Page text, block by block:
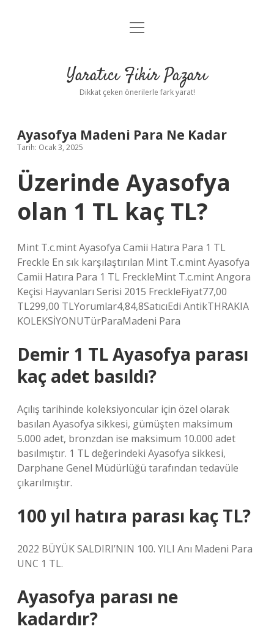
Anasayfa
Yasal Uyarı
menüyü
Yaratıcı Fikir Pazarı
Dikkat çeken önerilerle fark yarat!
Ayasofya Madeni Para Ne Kadar
Tarih: Ocak 3, 2025
Üzerinde Ayasofya
olan 1 TL kaç TL?
Mint T.c.mint Ayasofya Camii Hatıra Para 1 TL
Freckle En sık karşılaştırılan Mint T.c.mint Ayasofya
Camii Hatıra Para 1 TL FreckleMint T.c.mint Angora
Keçisi Hayvanları Serisi 2015 FreckleFiyat77,00
TL299,00 TLYorumlar4,84,8SatıcıEdi AntikTHRAKIA
KOLEKSİYONUTürParaMadeni Para
Demir 1 TL Ayasofya parası
kaç adet basıldı?
Açılış tarihinde koleksiyoncular için özel olarak
basılan Ayasofya sikkesi, gümüşten maksimum
5.000 adet, bronzdan ise maksimum 10.000 adet
basılmıştır. 1 TL değerindeki Ayasofya sikkesi,
Darphane Genel Müdürlüğü tarafından tedavüle
çıkarılmıştır.
100 yıl hatıra parası kaç TL?
2022 BÜYÜK SALDIRI’NIN 100. YILI Anı Madeni Para
UNC 1 TL.
Ayasofya parası ne
kadardır?